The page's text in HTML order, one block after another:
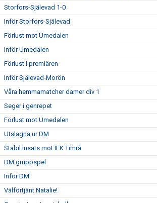
Storfors-Själevad 1-0
Inför Storfors-Själevad
Förlust mot Umedalen
Inför Umedalen
Förlust i premiären
Inför Själevad-Morön
Våra hemmamatcher damer div 1
Seger i genrepet
Förlust mot Umedalen
Utslagna ur DM
Stabil insats mot IFK Timrå
DM gruppspel
Inför DM
Välförtjänt Natalie!